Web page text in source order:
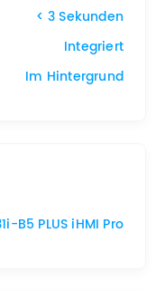
< 3 Sekunden
Integriert
Im Hintergrund
B5 PLUS iHMI Pro